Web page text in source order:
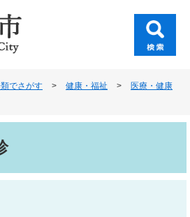
でさがす > 健康・福祉 >
医療・健康